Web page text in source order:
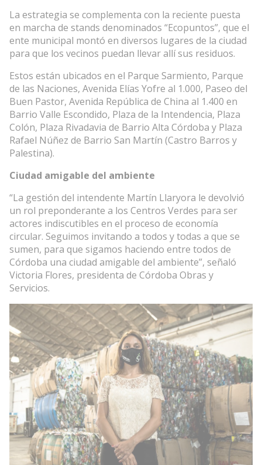
La estrategia se complementa con la reciente puesta
en marcha de stands denominados “Ecopuntos”, que el
ente municipal montó en diversos lugares de la ciudad
para que los vecinos puedan llevar allí sus residuos.
Estos están ubicados en el Parque Sarmiento, Parque
de las Naciones, Avenida Elías Yofre al 1.000, Paseo del
Buen Pastor, Avenida República de China al 1.400 en
Barrio Valle Escondido, Plaza de la Intendencia, Plaza
Colón, Plaza Rivadavia de Barrio Alta Córdoba y Plaza
Rafael Núñez de Barrio San Martín (Castro Barros y
Palestina).
Ciudad amigable del ambiente
“La gestión del intendente Martín Llaryora le devolvió
un rol preponderante a los Centros Verdes para ser
actores indiscutibles en el proceso de economía
circular. Seguimos invitando a todos y todas a que se
sumen, para que sigamos haciendo entre todos de
Córdoba una ciudad amigable del ambiente”, señaló
Victoria Flores, presidenta de Córdoba Obras y
Servicios.